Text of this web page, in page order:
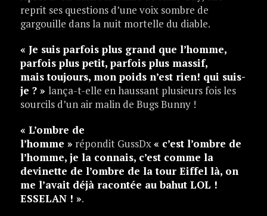
reprit ses questions d’une voix sombre de
gargouille dans la nuit mortelle du diable.
« Je suis parfois plus grand que l’homme,
parfois plus petit, parfois plus massif,
maistoujours, mon poids n’est rien! qui suis-
je ? » lança-t-elle en haussant plusieurs fois les
sourcils d’un air malin de Bugs Bunny !
« L’ombre de
l’homme » répondit GussDx« c’est l’ombre de
l’homme, je la connais, c’est comme la
devinette de l’ombre de la tour Eiffel là, on
me l’avait déjà racontée au bahut LOL !
ESSELAN ! ».